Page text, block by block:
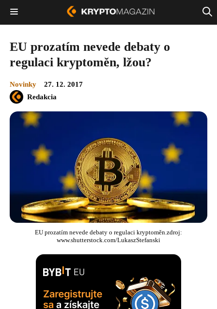
EU prozatím nevede debaty o
regulaci kryptoměn, lžou?
Novinky
27. 12. 2017
Redakcia
EU prozatím nevede debaty o regulaci kryptoměn.zdroj:
www.shutterstock.com/LukaszStefanski